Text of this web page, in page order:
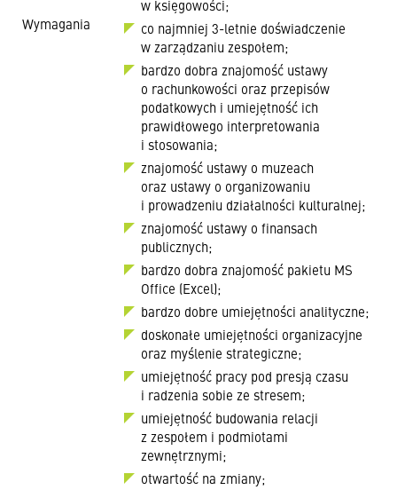
Wymagania
w księgowości;
co najmniej 3-letnie doświadczenie
w zarządzaniu zespołem;
bardzo dobra znajomość ustawy
o rachunkowości oraz przepisów
podatkowych i umiejętność ich
prawidłowego interpretowania
i stosowania;
znajomość ustawy o muzeach
oraz ustawy o organizowaniu
i prowadzeniu działalności kulturalnej;
znajomość ustawy o finansach
publicznych;
bardzo dobra znajomość pakietu MS
Office (Excel);
bardzo dobre umiejętności analityczne;
doskonałe umiejętności organizacyjne
oraz myślenie strategiczne;
umiejętność pracy pod presją czasu
i radzenia sobie ze stresem;
umiejętność budowania relacji
z zespołem i podmiotami
zewnętrznymi;
otwartość na zmiany;